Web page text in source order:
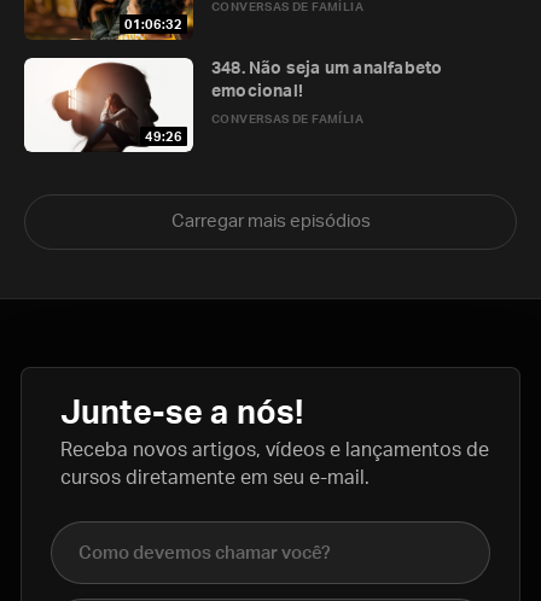
01:06:32
CONVERSAS DE FAMÍLIA
49:26
CONVERSAS DE FAMÍLIA
348. Não seja um analfabeto
emocional!
Carregar mais episódios
Junte-se a nós!
Receba novos artigos, vídeos e lançamentos de
cursos diretamente em seu e-mail.
Nome completo